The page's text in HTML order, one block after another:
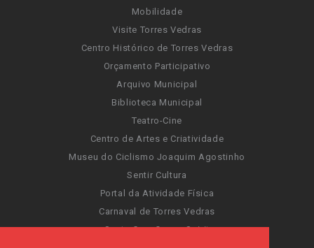
Mobilidade
Visite Torres Vedras
Centro Histórico de Torres Vedras
Orçamento Participativo
Arquivo Municipal
Biblioteca Municipal
Teatro-Cine
Centro de Artes e Criatividade
Museu do Ciclismo Joaquim Agostinho
Sentir Cultura
Portal da Atividade Física
Carnaval de Torres Vedras
Santa Cruz Ocean Spirit